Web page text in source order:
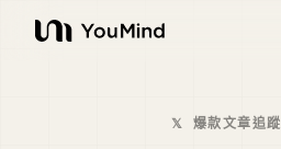
YouMind
𝕏 爆款文章追蹤